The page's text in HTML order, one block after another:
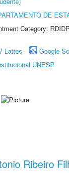
DE
Category:
Lattes
Google
UNESP
Ribeiro